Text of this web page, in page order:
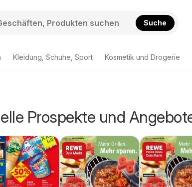
Suche
Kleidung, Schuhe, Sport Kosmetik und Drogerie
Prospekte und